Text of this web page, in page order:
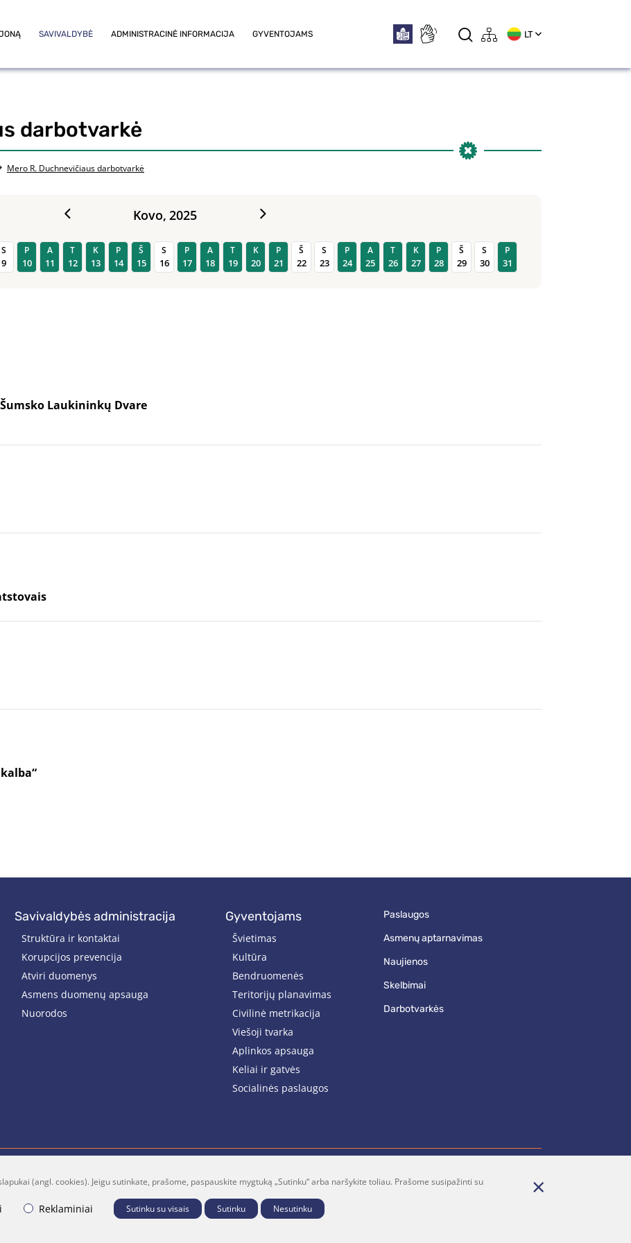
SAVIVALDYBĖ ADMINISTRACINĖ INFORMACIJA GYVENTOJAMS LT
darbotvarkė
Mero R. Duchnevičiaus darbotvarkė
Kovo, 2025
S
9
P
10
A
11
T
12
K
13
P
14
Š
15
S
16
P
17
A
18
T
19
K
20
P
21
Š
22
S
23
P
24
A
25
T
26
K
27
P
28
Š
29
S
30
P
31
Laukininkų Dvare
savivaldybės administracija
Struktūra ir kontaktai
Korupcijos prevencija
Atviri duomenys
Asmens duomenų apsauga
Nuorodos
gyventojams
Švietimas
Kultūra
Bendruomenės
Teritorijų planavimas
Civilinė metrikacija
Viešoji tvarka
Aplinkos apsauga
Keliai ir gatvės
Socialinės paslaugos
paslaugos
asmenų aptarnavimas
naujienos
skelbimai
darbotvarkės
Facebook Youtube Prenumerata Parašykite mums
(angl. cookies). Jeigu sutinkate, prašome, paspauskite mygtuką „Sutinku“ arba naršykite toliau. Prašome susipažinti su
Reklaminiai Sutinku su visais Sutinku Nesutinku